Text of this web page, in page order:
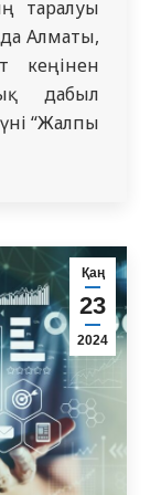
таралуы
Алматы,
кеңінен
дабыл
“Жалпы
5104 тобы
номері 33
өткізді.
Қаң
23
2024